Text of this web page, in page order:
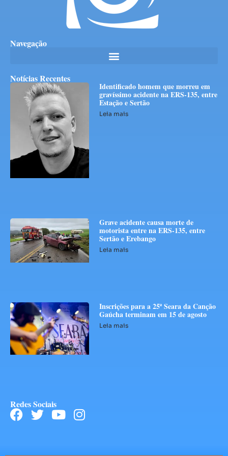
Navegação
Notícias Recentes
Identificado homem que morreu em
gravíssimo acidente na ERS-135, entre
Estação e Sertão
Leia mais
Grave acidente causa morte de
motorista entre na ERS-135, entre
Sertão e Erebango
Leia mais
Inscrições para a 25ª Seara da Canção
Gaúcha terminam em 15 de agosto
Leia mais
Redes Sociais